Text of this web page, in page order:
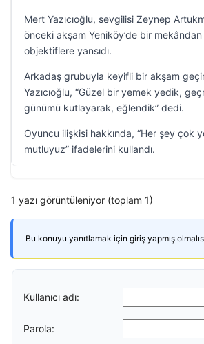
Mert Yazıcıoğlu, sevgilisi Zeynep
önceki akşam Yeniköy’de bir mekândan
objektiflere yansıdı.
Arkadaş grubuyla keyifli bir akşam
Yazıcıoğlu, “Güzel bir yemek yedik,
günümü kutlayarak, eğlendik” dedi.
Oyuncu ilişkisi hakkında, “Her şey çok
mutluyuz” ifadelerini kullandı.
1 yazı görüntüleniyor (toplam 1)
Bu konuyu yanıtlamak için giriş yapmış
Kullanıcı adı:
Parola: